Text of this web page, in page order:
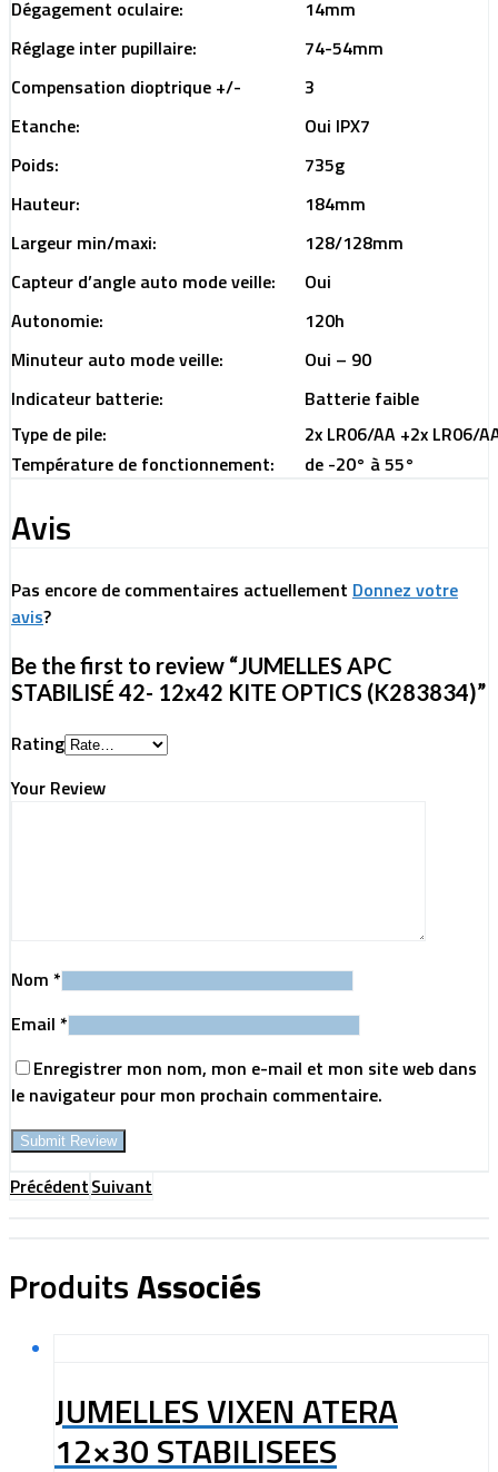
Dégagement oculaire:
14mm
Réglage inter pupillaire:
74-54mm
Compensation dioptrique +/-
3
Etanche:
Oui IPX7
Poids:
735g
Hauteur:
184mm
Largeur min/maxi:
128/128mm
Capteur d’angle auto mode veille:
Oui
Autonomie:
120h
Minuteur auto mode veille:
Oui – 90
Indicateur batterie:
Batterie faible
Type de pile:
2x LR06/AA +2x LR06/
Température de fonctionnement:
de -20° à 55°
Avis
Pas encore de commentaires actuellement Donnez votre
avis?
Be the first to review “JUMELLES APC
STABILISÉ 42- 12x42 KITE OPTICS (K283834)”
Rating
Your Review
Nom *
Email *
Enregistrer mon nom, mon e-mail et mon site web dans
le navigateur pour mon prochain commentaire.
PrécédentSuivant
ProduitsAssociés
JUMELLES VIXEN ATERA
12×30 STABILISEES